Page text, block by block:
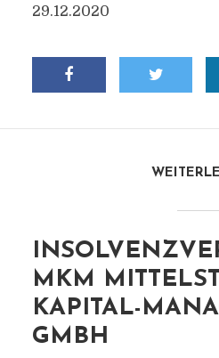
29.12.2020
MKM
KAPITAL-
GMBH